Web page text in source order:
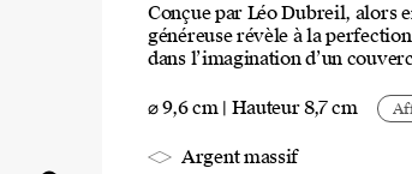
Conçue par Léo Dubreil, alors
généreuse révèle à la
dans l’imagination d’un
⌀ 9,6 cm | Hauteur 8,7 cm
Argent massif